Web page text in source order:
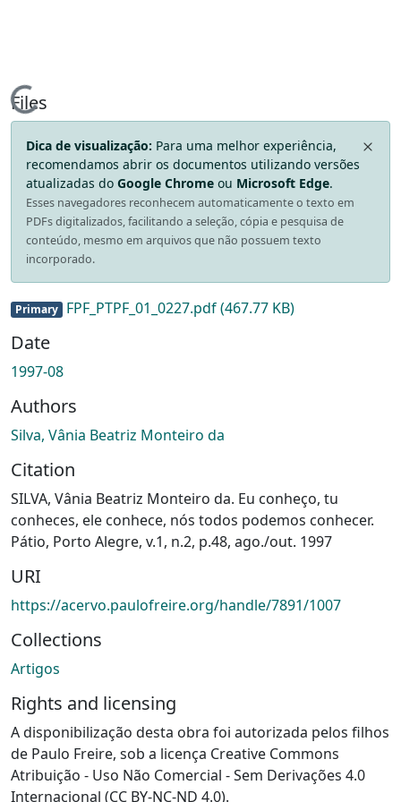
Loading...
Files
Dica de visualização: Para uma melhor experiência,
recomendamos abrir os documentos utilizando versões
atualizadas do Google Chrome ou Microsoft Edge.
Esses navegadores reconhecem automaticamente o texto em
PDFs digitalizados, facilitando a seleção, cópia e pesquisa de
conteúdo, mesmo em arquivos que não possuem texto
incorporado.
Primary FPF_PTPF_01_0227.pdf(467.77 KB)
Date
1997-08
Authors
Silva, Vânia Beatriz Monteiro da
Citation
SILVA, Vânia Beatriz Monteiro da. Eu conheço, tu
conheces, ele conhece, nós todos podemos conhecer.
Pátio, Porto Alegre, v.1, n.2, p.48, ago./out. 1997
URI
https://acervo.paulofreire.org/handle/7891/1007
Collections
Artigos
Rights and licensing
A disponibilização desta obra foi autorizada pelos filhos
de Paulo Freire, sob a licença Creative Commons
Atribuição - Uso Não Comercial - Sem Derivações 4.0
Internacional (CC BY-NC-ND 4.0).